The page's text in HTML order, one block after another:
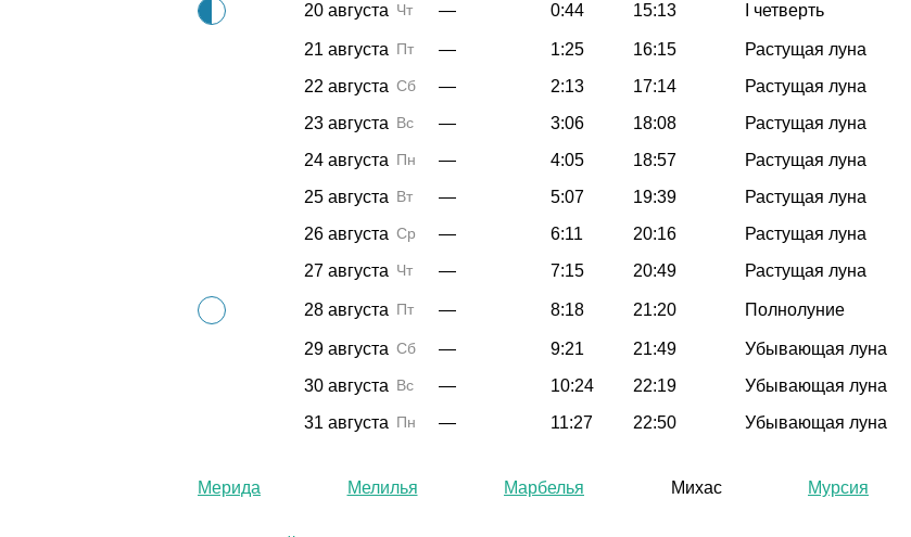
20 августа Чт — 0:44 15:13 I четверть
21 августа Пт — 1:25 16:15 Растущая луна
22 августа Сб — 2:13 17:14 Растущая луна
23 августа Вс — 3:06 18:08 Растущая луна
24 августа Пн — 4:05 18:57 Растущая луна
25 августа Вт — 5:07 19:39 Растущая луна
26 августа Ср — 6:11 20:16 Растущая луна
27 августа Чт — 7:15 20:49 Растущая луна
28 августа Пт — 8:18 21:20 Полнолуние
29 августа Сб — 9:21 21:49 Убывающая луна
30 августа Вс — 10:24 22:19 Убывающая луна
31 августа Пн — 11:27 22:50 Убывающая луна
Мерида Мелилья Марбелья Михас Мурсия